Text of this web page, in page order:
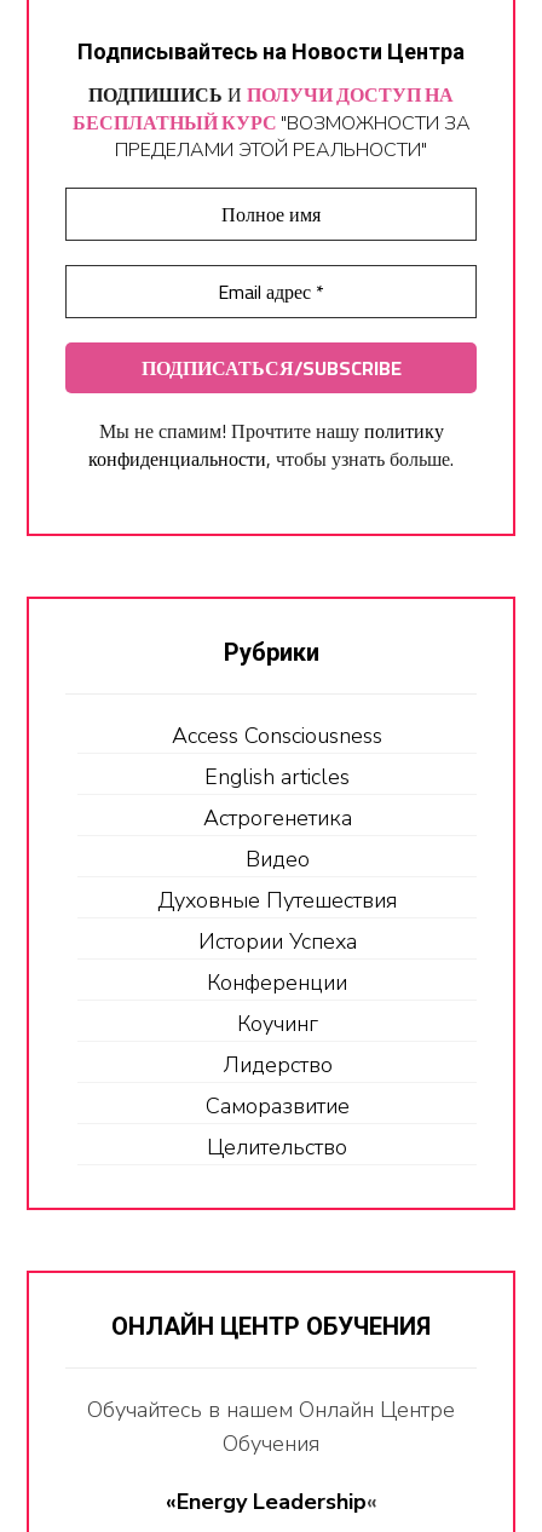
Подписывайтесь на Новости Центра
ПОДПИШИСЬИПОЛУЧИ ДОСТУП НА
БЕСПЛАТНЫЙ КУРС "ВОЗМОЖНОСТИ ЗА
ПРЕДЕЛАМИ ЭТОЙ РЕАЛЬНОСТИ"
Мы не спамим! Прочтите нашуполитику
конфиденциальности, чтобы узнать больше.
Рубрики
Access Consciousness
English articles
Астрогенетика
Видео
Духовные Путешествия
Истории Успеха
Конференции
Коучинг
Лидерство
Саморазвитие
Целительство
ОНЛАЙН ЦЕНТР ОБУЧЕНИЯ
Обучайтесь в нашем Онлайн Центре
Обучения
«Energy Leadership«